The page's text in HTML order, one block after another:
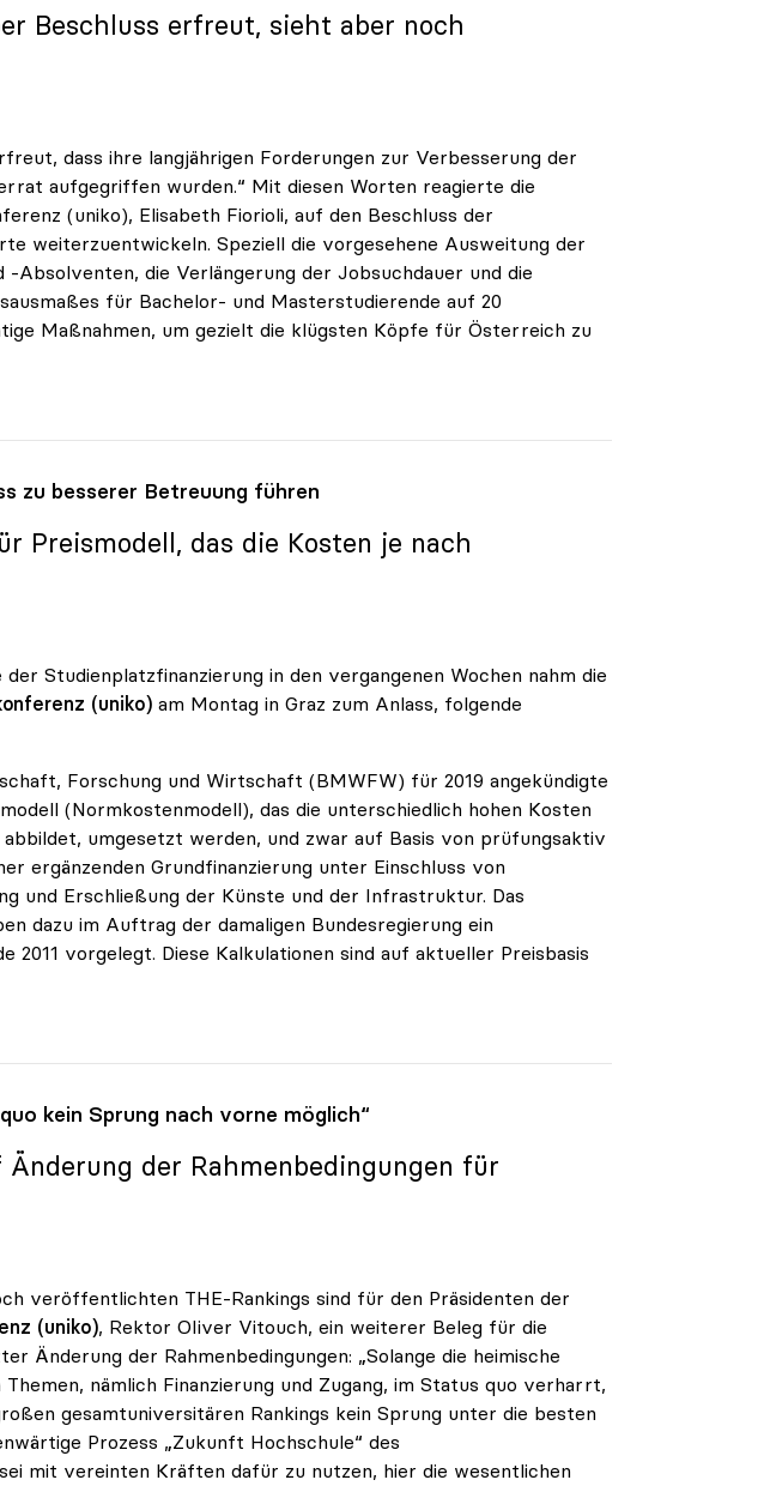
Beschluss erfreut, sieht aber noch
dass ihre langjährigen Forderungen zur Verbesserung der
aufgegriffen wurden.“ Mit diesen Worten reagierte die
(uniko), Elisabeth Fiorioli, auf den Beschluss der
weiterzuentwickeln. Speziell die vorgesehene Ausweitung der
Absolventen, die Verlängerung der Jobsuchdauer und die
für Bachelor- und Masterstudierende auf 20
Maßnahmen, um gezielt die klügsten Köpfe für Österreich zu
der
zu besserer Betreuung führen
Preismodell, das die Kosten je nach
Studienplatzfinanzierung in den vergangenen Wochen nahm die
(uniko) am Montag in Graz zum Anlass, folgende
Forschung und Wirtschaft (BMWFW) für 2019 angekündigte
(Normkostenmodell), das die unterschiedlich hohen Kosten
umgesetzt werden, und zwar auf Basis von prüfungsaktiv
ergänzenden Grundfinanzierung unter Einschluss von
und Erschließung der Künste und der Infrastruktur. Das
dazu im Auftrag der damaligen Bundesregierung ein
2011 vorgelegt. Diese Kalkulationen sind auf aktueller Preisbasis
besserer
kein Sprung nach vorne möglich“
der Rahmenbedingungen für
veröffentlichten THE-Rankings sind für den Präsidenten der
(uniko), Rektor OIiver Vitouch, ein weiterer Beleg für die
Änderung der Rahmenbedingungen: „Solange die heimische
nämlich Finanzierung und Zugang, im Status quo verharrt,
gesamtuniversitären Rankings kein Sprung unter die besten
Prozess „Zukunft Hochschule“ des
mit vereinten Kräften dafür zu nutzen, hier die wesentlichen